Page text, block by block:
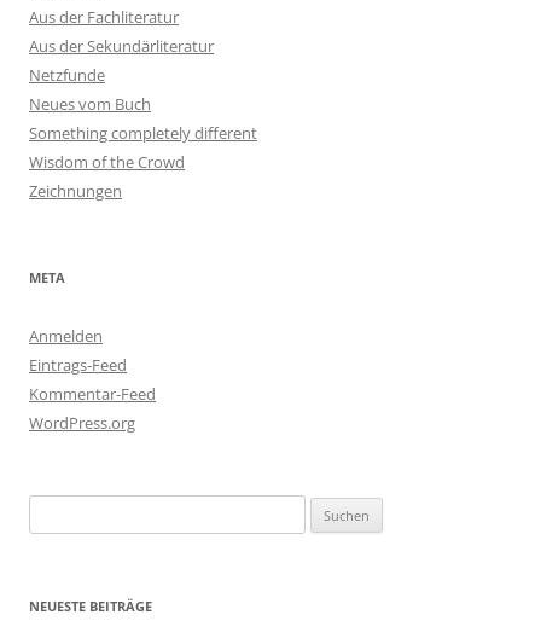
Aus der Fachliteratur
Aus der Sekundärliteratur
Netzfunde
Neues vom Buch
Something completely different
Wisdom of the Crowd
Zeichnungen
META
Anmelden
Eintrags-Feed
Kommentar-Feed
WordPress.org
nach:
NEUESTE BEITRÄGE